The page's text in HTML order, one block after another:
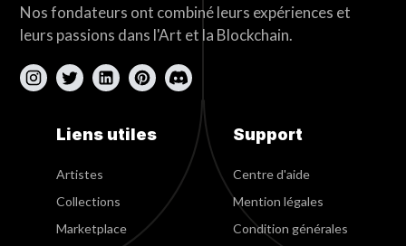
Nos fondateurs ont combiné leurs expériences et
leurs passions dans l'Art et la Blockchain.
Liens utiles
Artistes
Collections
Marketplace
Support
Centre d'aide
Mention légales
Condition générales